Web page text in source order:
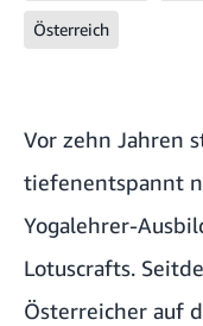
Österreich
Vor zehn Jahren
tiefenentspannt
Yogalehrer-
Lotuscrafts.
Österreicher auf